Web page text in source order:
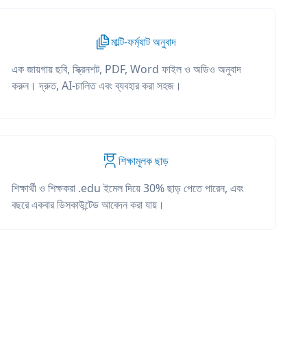
মাল্টি-ফর্ম্যাট অনুবাদ
এক জায়গায় ছবি, স্ক্রিনশট, PDF, Word ফাইল ও অডিও অনুবাদ
করুন। দ্রুত, AI-চালিত এবং ব্যবহার করা সহজ।
শিক্ষামূলক ছাড়
শিক্ষার্থী ও শিক্ষকরা .edu ইমেল দিয়ে 30% ছাড় পেতে পারেন, এবং
বছরে একবার ডিসকাউন্টেড আবেদন করা যায়।